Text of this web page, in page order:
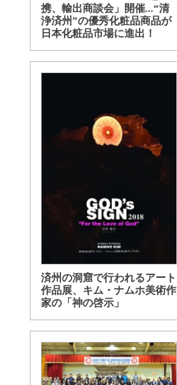
携、輸出商談会」開催...“清
浄済州”の優秀化粧品商品が
日本化粧品市場に進出！
済州の洞窟で行われるアート
作品展、キム・ナムホ美術作
家の「神の啓示」